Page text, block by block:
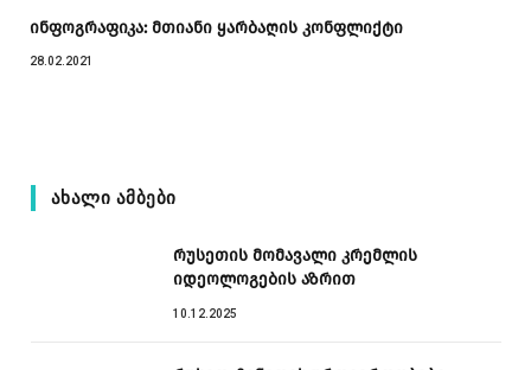
ინფოგრაფიკა: მთიანი ყარბაღის კონფლიქტი
28.02.2021
ᲐᲮᲐᲚᲘ ᲐᲛᲑᲔᲑᲘ
რუსეთის მომავალი კრემლის
იდეოლოგების აზრით
10.12.2025